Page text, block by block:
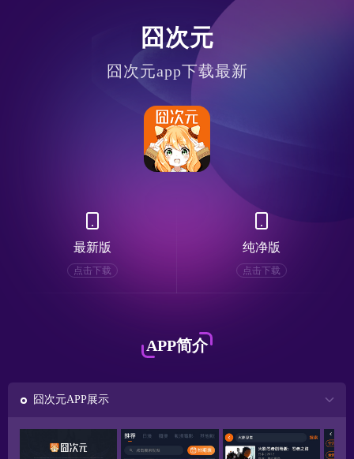
囧次元
囧次元app下载最新
最新版
点击下载
纯净版
点击下载
APP简介
囧次元APP展示